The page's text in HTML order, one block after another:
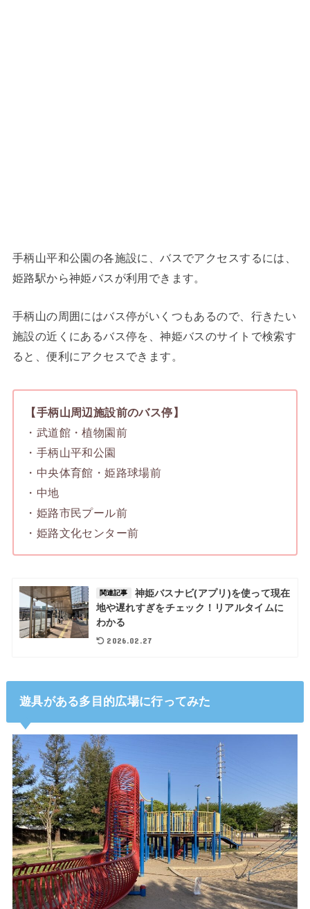
手柄山平和公園の各施設に、バスでアクセスするには、
姫路駅から神姫バスが利用できます。
手柄山の周囲にはバス停がいくつもあるので、行きたい
施設の近くにあるバス停を、神姫バスのサイトで検索す
ると、便利にアクセスできます。
【手柄山周辺施設前のバス停】
・武道館・植物園前
・手柄山平和公園
・中央体育館・姫路球場前
・中地
・姫路市民プール前
・姫路文化センター前
関連記事
神姫バスナビ(アプリ)を使って現在
地や遅れすぎをチェック！リアルタイムに
わかる
2026.02.27
遊具がある多目的広場に行ってみた